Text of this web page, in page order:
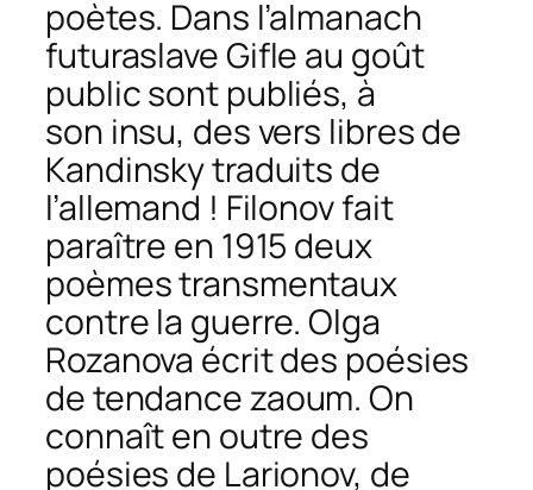
poètes. Dans l’almanach
futuraslaveGifle au goût
publicsont publiés, à
son insu, des vers libres de
Kandinsky traduits de
l’allemand ! Filonov fait
paraître en 1915 deux
poèmes transmentaux
contre la guerre. Olga
Rozanova écrit des poésies
de tendancezaoum. On
connaît en outre des
poésies de Larionov, de